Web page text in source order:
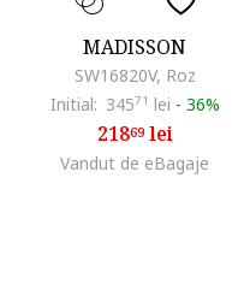
MADISSON
SW16820V, Roz
Initial: 34571 lei - 36%
21869lei
Vandut de eBagaje